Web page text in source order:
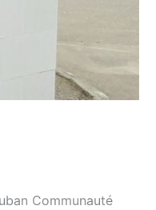
Communauté